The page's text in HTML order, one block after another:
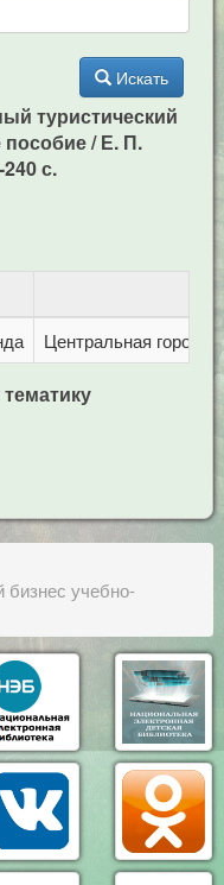
Искать
туристический
пособие / Е. П.
с.
Центральная
учебно-